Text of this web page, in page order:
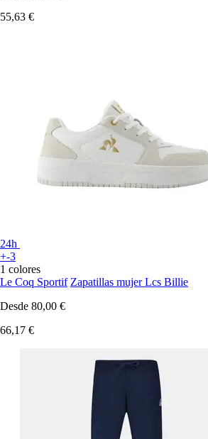
55,63 €
24h
+-3
1 colores
Le Coq Sportif Zapatillas mujer Lcs Billie
Desde 80,00 €
66,17 €